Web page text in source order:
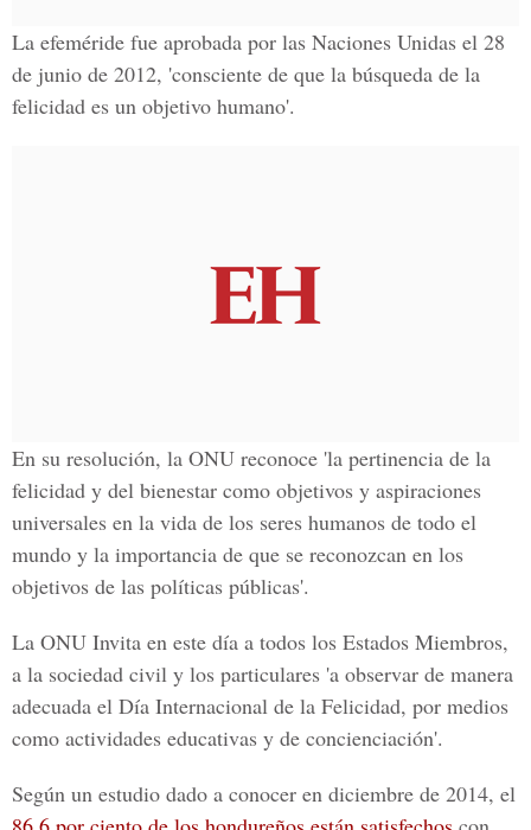
La efeméride fue aprobada por las Naciones Unidas el 28
de junio de 2012, 'consciente de que la búsqueda de la
felicidad es un objetivo humano'.
En su resolución, la ONU reconoce 'la pertinencia de la
felicidad y del bienestar como objetivos y aspiraciones
universales en la vida de los seres humanos de todo el
mundo y la importancia de que se reconozcan en los
objetivos de las políticas públicas'.
La ONU Invita en este día a todos los Estados Miembros,
a la sociedad civil y los particulares 'a observar de manera
adecuada el Día Internacional de la Felicidad, por medios
como actividades educativas y de concienciación'.
Según un estudio dado a conocer en diciembre de 2014, el